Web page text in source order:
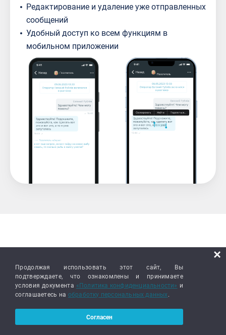
Редактирование и удаление уже отправленных
сообщений
Удобный доступ ко всем функциям в
мобильном приложении
На какие устройства
можно установить
онлайн-чат
×
Продолжая использовать этот сайт, Вы
подтверждаете, что ознакомлены и принимаете
условия документа «Политика конфиденциальности» и
соглашаетесь на обработку персональных данных.
Согласен